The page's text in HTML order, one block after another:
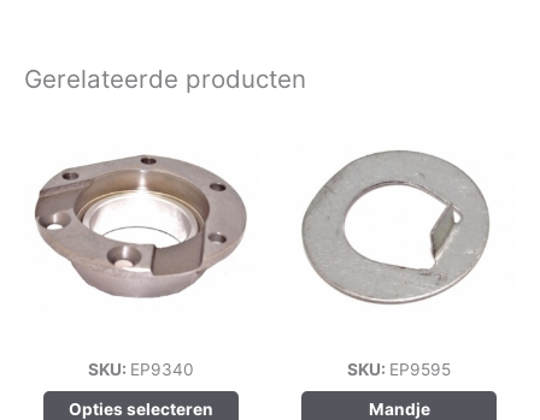
Gerelateerde producten
SKU: EP9340
Opties selecteren
heeft
meerdere
variaties.
Deze
optie
worden
op
SKU: EP9595
Mandje